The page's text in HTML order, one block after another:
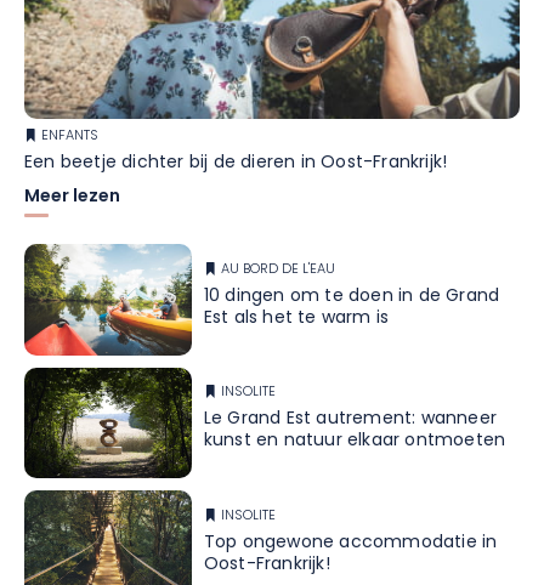
ENFANTS
Een beetje dichter bij de dieren in Oost-Frankrijk!
Meer lezen
AU BORD DE L'EAU
10 dingen om te doen in de Grand
Est als het te warm is
INSOLITE
Le Grand Est autrement: wanneer
kunst en natuur elkaar ontmoeten
INSOLITE
Top ongewone accommodatie in
Oost-Frankrijk!